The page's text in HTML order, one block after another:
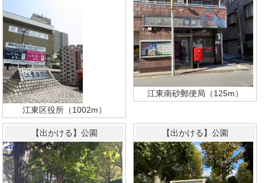
江東区役所（1002m）
江東南砂郵便局（125m）
【出かける】公園 【出かける】公園